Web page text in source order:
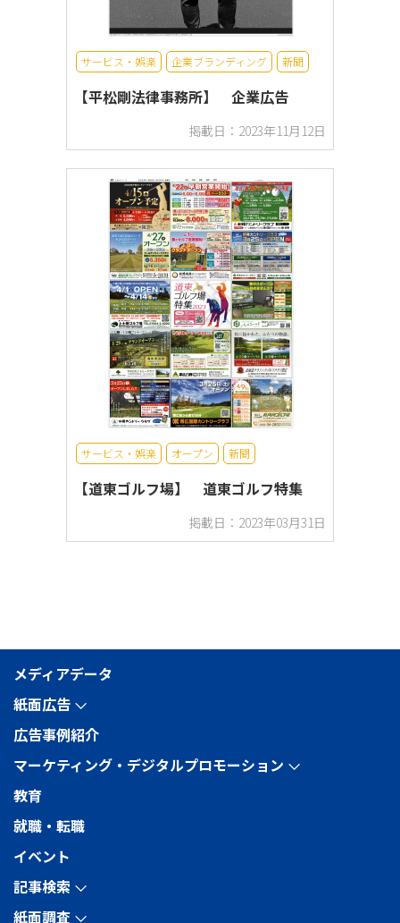
サービス・娯楽 企業ブランディング 新聞
【平松剛法律事務所】 企業広告
掲載日：2023年11月12日
サービス・娯楽 オープン 新聞
【道東ゴルフ場】 道東ゴルフ特集
掲載日：2023年03月31日
メディアデータ
紙面広告 arrow_forward_ios
広告事例紹介
マーケティング・デジタルプロモーション arrow_forward_ios
教育
就職・転職
イベント
記事検索 arrow_forward_ios
紙面調査 arrow_forward_ios